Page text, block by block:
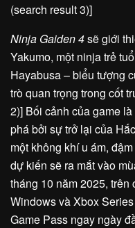
(search result 3)]
Ninja Gaiden 4sẽ giới
Yakumo, một ninja trẻ
Hayabusa – biểu tượng
trò quan trọng trong cốt
2)] Bối cảnh của game
phá bởi sự trở lại của
một không khí u ám,
dự kiến sẽ ra mắt vào
tháng 10 năm 2025,
Windows và Xbox
Game Pass ngay ngày